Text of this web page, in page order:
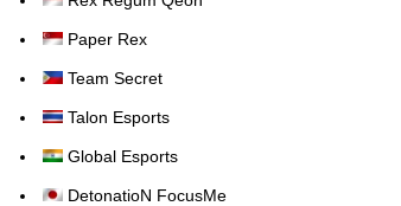
Paper Rex
Team Secret
Talon Esports
Global Esports
DetonatioN FocusMe